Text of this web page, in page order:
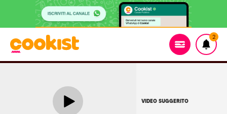
2
VIDEO SUGGERITO